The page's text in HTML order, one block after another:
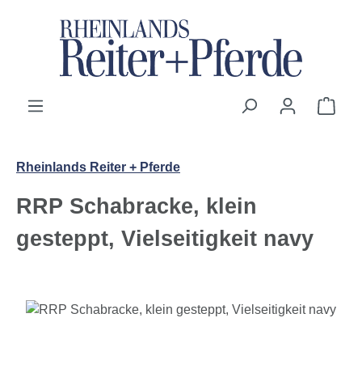
Zum Hauptinhalt springen
Rheinlands Reiter + Pferde
RRP Schabracke, klein
gesteppt, Vielseitigkeit navy
Bildergalerie überspringen